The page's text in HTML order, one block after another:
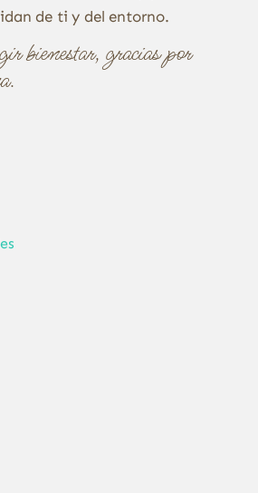
de ti y del entorno.
bienestar, gracias por